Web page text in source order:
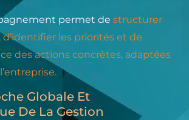
permet de structurer
d’identifier les priorités et de
des actions concrètes, adaptées
Globale Et
De La Gestion